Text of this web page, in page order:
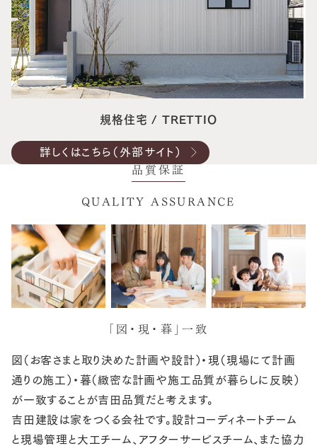
規格住宅 / TRETTIO
詳しくはこちら（外部サイト）
品質保証
QUALITY ASSURANCE
「図・現・暮」一致
図（お客さまと取り決めた計画や設計）・現（現場にて計画
通りの施工）・暮（緻密な計画や施工品質が暮らしに反映）
が一致することが吉田品質だと考えます。
吉田建設は家をつくる会社です。設計コーディネートチーム
と現場管理と大工チーム、アフターサービスチーム、また協力